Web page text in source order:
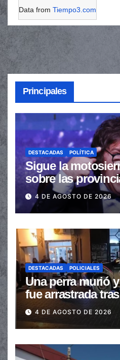
Data from Tiempo3.com
Principales
DESTACADAS POLÍTICA
Sigue la
sobre las
de las
automáticas
4 DE AGOSTO DE 2026
DESTACADAS POLICIALES
Una perra murió
fue arrastrada
en la senda
4 DE AGOSTO DE 2026